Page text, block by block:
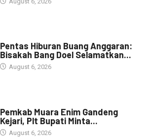
Pentas Hiburan Buang Anggaran:
Bisakah Bang Doel Selamatkan...
August 6, 2026
Pemkab Muara Enim Gandeng
Kejari, Plt Bupati Minta...
August 6, 2026